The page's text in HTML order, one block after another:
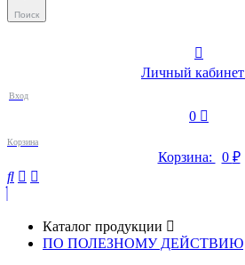
Поиск
Личный кабинет
Вход
0
Корзина
Корзина: 0 ₽
Каталог продукции
ПО ПОЛЕЗНОМУ ДЕЙСТВИЮ